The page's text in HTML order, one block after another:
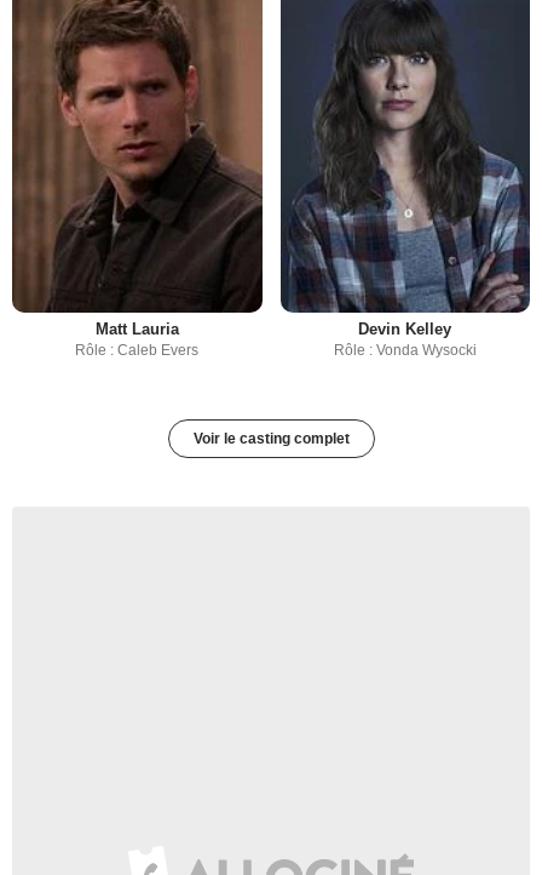
Matt Lauria
Rôle : Caleb Evers
Devin Kelley
Rôle : Vonda Wysocki
Voir le casting complet